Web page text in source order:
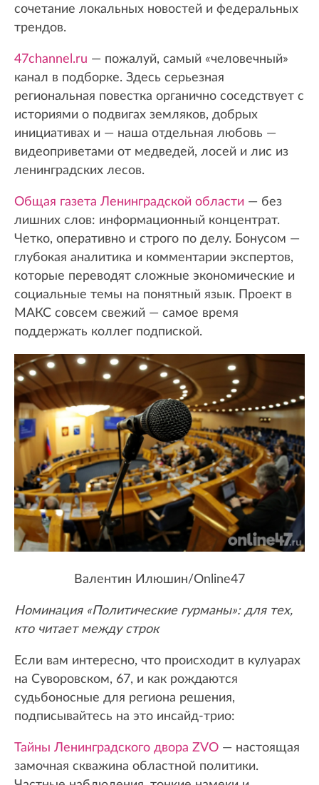
сочетание локальных новостей и федеральных
трендов.
47channel.ru — пожалуй, самый «человечный»
канал в подборке. Здесь серьезная
региональная повестка органично соседствует с
историями о подвигах земляков, добрых
инициативах и — наша отдельная любовь —
видеоприветами от медведей, лосей и лис из
ленинградских лесов.
Общая газета Ленинградской области — без
лишних слов: информационный концентрат.
Четко, оперативно и строго по делу. Бонусом —
глубокая аналитика и комментарии экспертов,
которые переводят сложные экономические и
социальные темы на понятный язык. Проект в
МАКС совсем свежий — самое время
поддержать коллег подпиской.
Валентин Илюшин/Online47
Номинация «Политические гурманы»: для тех,
кто читает между строк
Если вам интересно, что происходит в кулуарах
на Суворовском, 67, и как рождаются
судьбоносные для региона решения,
подписывайтесь на это инсайд-трио:
Тайны Ленинградского двора ZVO — настоящая
замочная скважина областной политики.